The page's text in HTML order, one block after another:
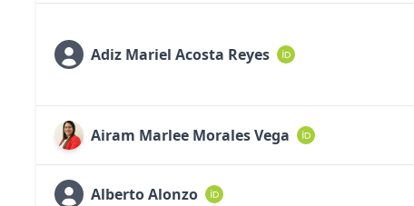
Adiz Mariel Acosta Reyes
Airam Marlee Morales Vega
Alberto Alonzo